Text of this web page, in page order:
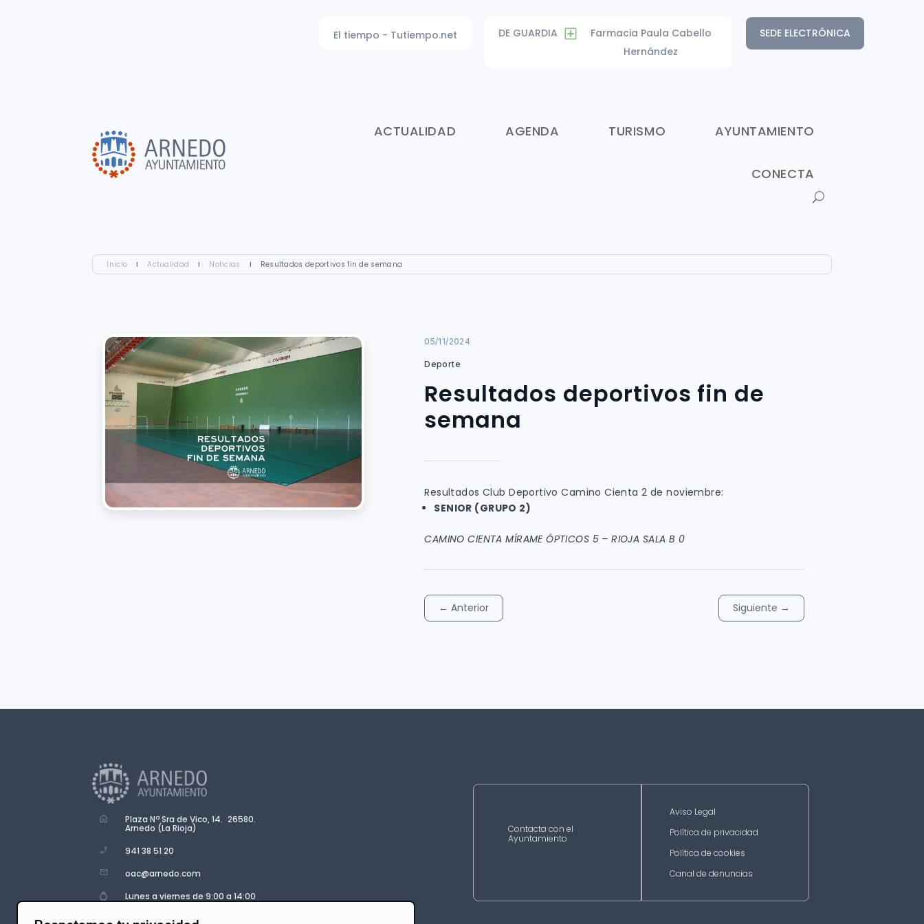
SEDE ELECTRÓNICA
DE GUARDIA
Farmacia Paula Cabello
Hernández
El tiempo - Tutiempo.net
ACTUALIDAD AGENDA TURISMO AYUNTAMIENTO
CONECTA
Inicio I Actualidad I Noticias I Resultados deportivos fin de semana
05/11/2024
Deporte
Resultados deportivos fin de
semana
Resultados Club Deportivo Camino Cienta 2 de noviembre:
SENIOR (GRUPO 2)
CAMINO CIENTA MÍRAME ÓPTICOS 5 – RIOJA SALA B 0
←Anterior Siguiente →
Plaza Nª Sra de Vico, 14. 26580.
Arnedo (La Rioja)
941 38 51 20
oac@arnedo.com
Lunes a viernes de 9:00 a 14:00
Contacta con el
Ayuntamiento
Aviso Legal
Política de privacidad
Política de cookies
Canal de denuncias